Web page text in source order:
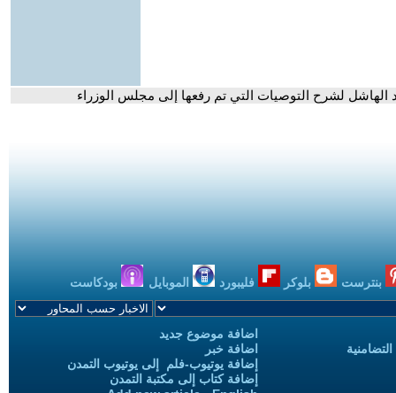
الهاشل لشرح التوصيات التي تم رفعها إلى مجلس الوزراء
بنترست بلوكر فليبورد الموبايل بودكاست
اضافة موضوع جديد
اضافة خبر
إضافة يوتيوب-فلم إلى يوتيوب التمدن
إضافة كتاب إلى مكتبة التمدن